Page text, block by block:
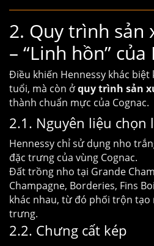
2. Quy trình sản
– “Linh hồn”
Điều khiến Hennessy khác
tuổi, mà còn ởquy trình sản
thành chuẩn mực của Cognac.
2.1. Nguyên liệu chọn
Hennessy chỉ sử dụng nho
đặc trưng của vùng Cognac.
Đất trồng nho tại Grande
Champagne, Borderies, Fins
khác nhau, từ đó phối trộn tạo
trưng.
2.2. Chưng cất kép